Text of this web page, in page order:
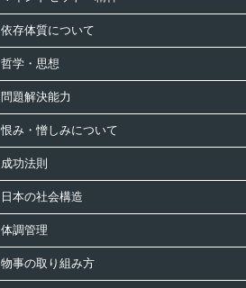
依存体質について
哲学・思想
問題解決能力
恨み・憎しみについて
成功法則
日本の社会構造
体調管理
物事の取り組み方